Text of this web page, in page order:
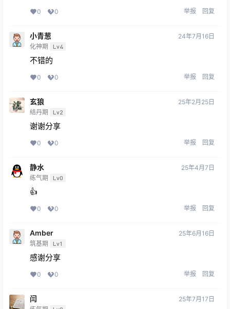
0 0 举报 回复
小青葱
化神期 Lv4
24年7月16日
不错的
0 0 举报 回复
玄狼
结丹期 Lv2
25年2月25日
谢谢分享
0 0 举报 回复
静水
练气期 Lv0
25年4月7日
👍
0 0 举报 回复
Amber
筑基期 Lv1
25年6月16日
感谢分享
0 0 举报 回复
闫 25年7月17日